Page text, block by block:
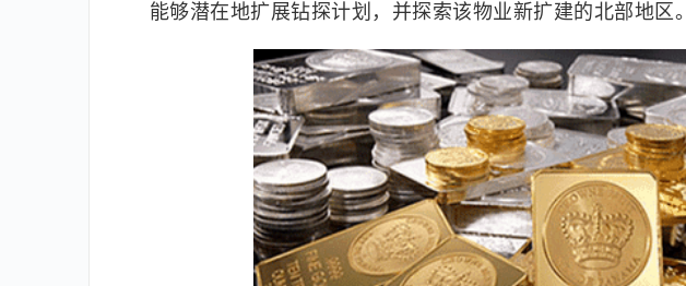
能够潜在地扩展钻探计划，并探索该物业新扩建的北部地区。